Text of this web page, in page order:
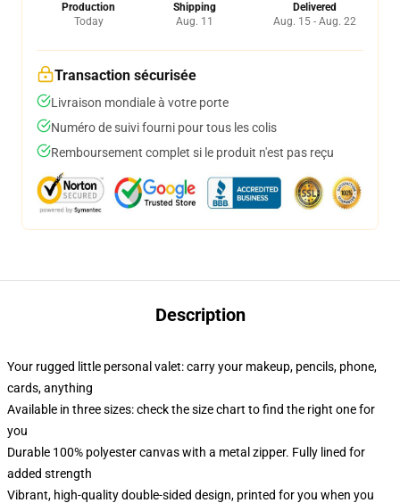
Production
Today
Shipping
Aug. 11
Delivered
Aug. 15 - Aug. 22
Transaction sécurisée
Livraison mondiale à votre porte
Numéro de suivi fourni pour tous les colis
Remboursement complet si le produit n'est pas reçu
Description
Your rugged little personal valet: carry your makeup, pencils, phone,
cards, anything
Available in three sizes: check the size chart to find the right one for
you
Durable 100% polyester canvas with a metal zipper. Fully lined for
added strength
Vibrant, high-quality double-sided design, printed for you when you